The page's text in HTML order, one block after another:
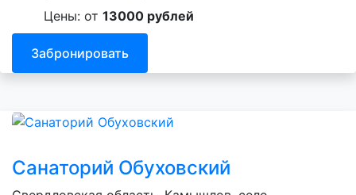
Цены: от 13000 рублей
Забронировать
Санаторий Обуховский